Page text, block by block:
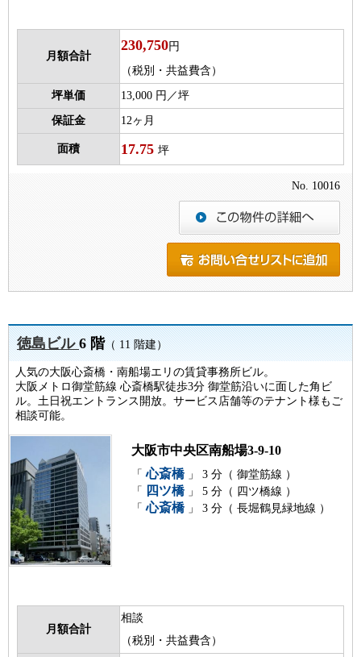
月額合計
230,750円
（税別・共益費含）
坪単価 13,000 円／坪
保証金 12ヶ月
面積 17.75 坪
No. 10016
徳島ビル6 階（ 11 階建）
人気の大阪心斎橋・南船場エリの賃貸事務所ビル。
大阪メトロ御堂筋線 心斎橋駅徒歩3分 御堂筋沿いに面した角ビ
ル。土日祝エントランス開放。サービス店舗等のテナント様もご
相談可能。
大阪市中央区南船場3-9-10
「 心斎橋 」 3 分（ 御堂筋線 ）
「
四ツ橋 」 5 分（ 四ツ橋線 ）
「 心斎橋 」 3 分（ 長堀鶴見緑地線 ）
月額合計
相談
（税別・共益費含）